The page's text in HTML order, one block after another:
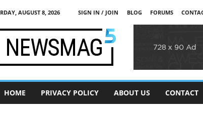
AUGUST 8, 2026 SIGN IN / JOIN BLOG FORUMS
HOME PRIVACY POLICY ABOUT US CONTACT